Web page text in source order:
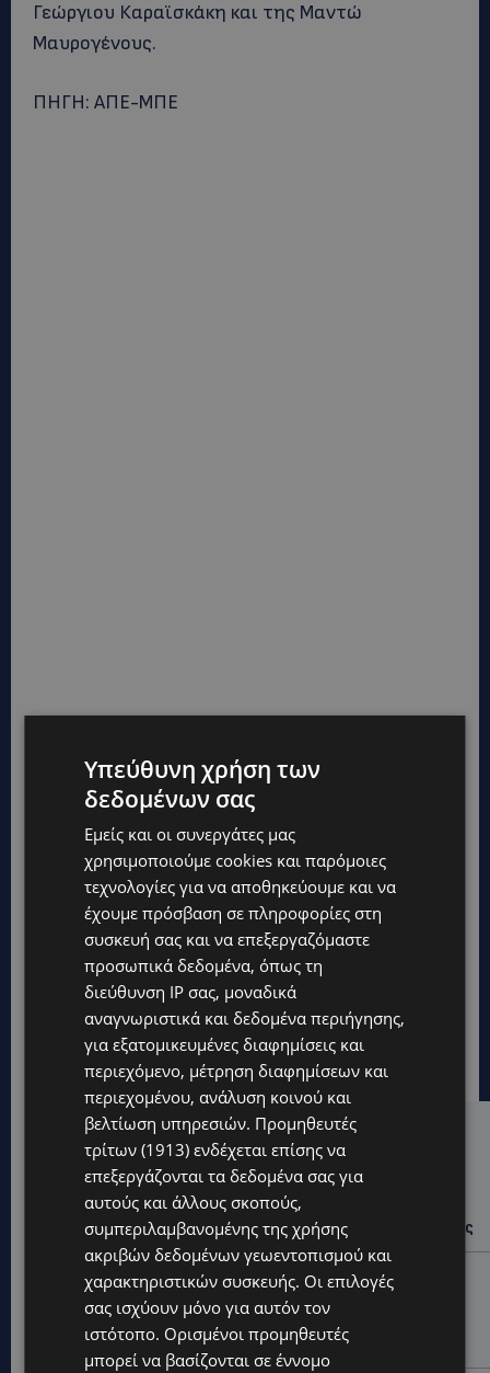
Γεώργιου Καραϊσκάκη και της Μαντώ
Μαυρογένους.
ΠΗΓΗ: ΑΠΕ-ΜΠΕ
Hot this week
UPDATES
ΙΣΑΑΚ-ΣΟΛΩΜΟΥ: Κλείνουν συμβολικά οδοφράγματα
την Παρασκευή – Πού και τι ώρα θα γίνουν οι δράσεις
UPDATES
ΣΥΛΛΗΨΕΙΣ: 161 οδηγοί με υπερβολική ταχύτητα σε
μία νύχτα – Η παράβαση που κυριάρχησε στους
ελέγχους
Υπεύθυνη χρήση των
δεδομένων σας
Εμείς και οι συνεργάτες μας
χρησιμοποιούμε cookies και παρόμοιες
τεχνολογίες για να αποθηκεύουμε και να
έχουμε πρόσβαση σε πληροφορίες στη
συσκευή σας και να επεξεργαζόμαστε
προσωπικά δεδομένα, όπως τη
διεύθυνση IP σας, μοναδικά
αναγνωριστικά και δεδομένα περιήγησης,
για εξατομικευμένες διαφημίσεις και
περιεχόμενο, μέτρηση διαφημίσεων και
περιεχομένου, ανάλυση κοινού και
βελτίωση υπηρεσιών. Προμηθευτές
τρίτων (1913) ενδέχεται επίσης να
επεξεργάζονται τα δεδομένα σας για
αυτούς και άλλους σκοπούς,
συμπεριλαμβανομένης της χρήσης
ακριβών δεδομένων γεωεντοπισμού και
χαρακτηριστικών συσκευής. Οι επιλογές
σας ισχύουν μόνο για αυτόν τον
ιστότοπο. Ορισμένοι προμηθευτές
μπορεί να βασίζονται σε έννομο